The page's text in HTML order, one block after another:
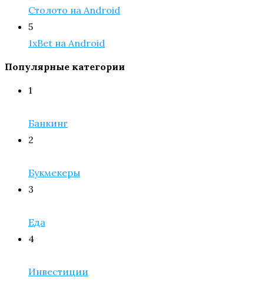
Столото на Android
5
1xBet на Android
Популярные категории
1
Банкинг
2
Букмекеры
3
Еда
4
Инвестиции